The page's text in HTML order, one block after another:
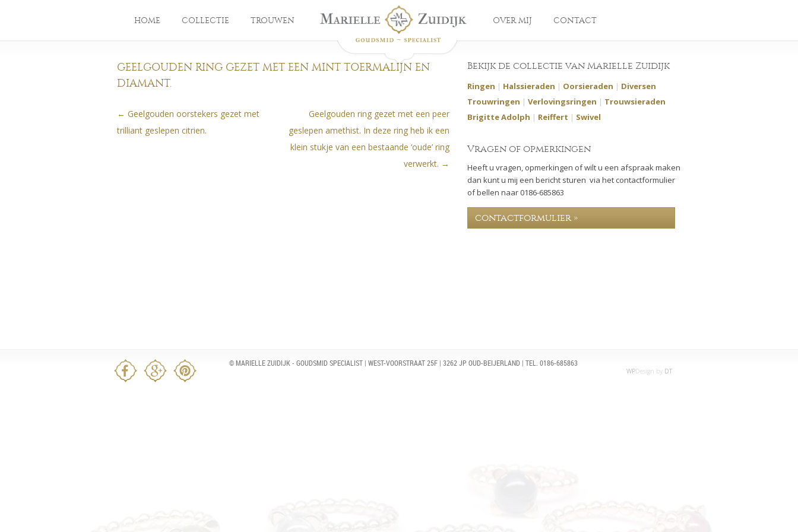
HOME COLLECTIE TROUWEN OVER MIJ CONTACT
GEELGOUDEN RING GEZET MET EEN MINT TOERMALIJN EN
DIAMANT.
Berichtnavigatie
← Geelgouden oorstekers gezet met
trilliant geslepen citrien.
Geelgouden ring gezet met een peer
geslepen amethist. In deze ring heb ik een
klein stukje van een bestaande ‘oude’ ring
verwerkt. →
Bekijk de collectie van Marielle Zuidijk
Ringen | Halssieraden | Oorsieraden | Diversen
Trouwringen | Verlovingsringen | Trouwsieraden
Brigitte Adolph | Reiffert | Swivel
Vragen of opmerkingen
Heeft u vragen, opmerkingen of wilt u een afspraak maken
dan kunt u mij een bericht sturen via het contactformulier
of bellen naar 0186-685863
contactformulier »
© MARIELLE ZUIDIJK - GOUDSMID SPECIALIST | WEST-VOORSTRAAT 25F | 3262 JP OUD-BEIJERLAND | TEL. 0186-685863
WPDesign by DT